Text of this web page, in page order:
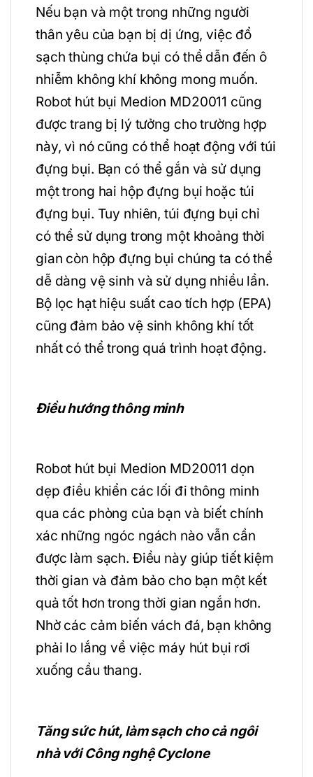
Nếu bạn và một trong những người
thân yêu của bạn bị dị ứng, việc đổ
sạch thùng chứa bụi có thể dẫn đến ô
nhiễm không khí không mong muốn.
Robot hút bụi Medion MD20011 cũng
được trang bị lý tưởng cho trường hợp
này, vì nó cũng có thể hoạt động với túi
đựng bụi. Bạn có thể gắn và sử dụng
một trong hai hộp đựng bụi hoặc túi
đựng bụi. Tuy nhiên, túi đựng bụi chỉ
có thể sử dụng trong một khoảng thời
gian còn hộp đựng bụi chúng ta có thể
dễ dàng vệ sinh và sử dụng nhiều lần.
Bộ lọc hạt hiệu suất cao tích hợp (EPA)
cũng đảm bảo vệ sinh không khí tốt
nhất có thể trong quá trình hoạt động.
Điều hướng thông minh
Robot hút bụi Medion MD20011 dọn
dẹp điều khiển các lối đi thông minh
qua các phòng của bạn và biết chính
xác những ngóc ngách nào vẫn cần
được làm sạch. Điều này giúp tiết kiệm
thời gian và đảm bảo cho bạn một kết
quả tốt hơn trong thời gian ngắn hơn.
Nhờ các cảm biến vách đá, bạn không
phải lo lắng về việc máy hút bụi rơi
xuống cầu thang.
Tăng sức hút, làm sạch cho cả ngôi
nhà với Công nghệ Cyclone